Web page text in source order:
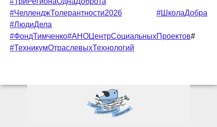
#ЧелленджТолерантности2026
#ШколаДобра
#ЛюдиДела
#ФондТимченко#АНОЦентрСоциальныхПроектов#
#ТехникумОтраслевыхТехнологий